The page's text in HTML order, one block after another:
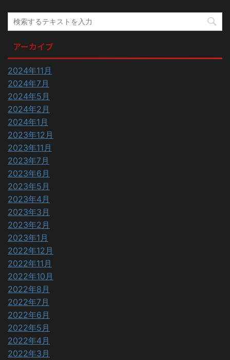
アーカイブ
2024年11月
2024年7月
2024年5月
2024年2月
2024年1月
2023年12月
2023年11月
2023年7月
2023年6月
2023年5月
2023年4月
2023年3月
2023年2月
2023年1月
2022年12月
2022年11月
2022年10月
2022年8月
2022年7月
2022年6月
2022年5月
2022年4月
2022年3月